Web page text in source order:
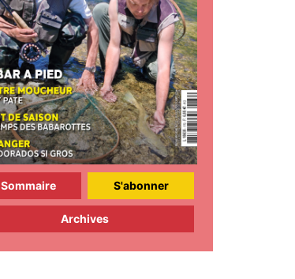
Sommaire S'abonner
Archives